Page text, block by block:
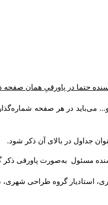
حتما در پاورقیِ همان صفحه
می‌باید در هر صفحه
جداول در بالای آن ذکر شود.
مسئول به‌صورت پاورقی ذکر
استادیار گروه طراحی شهری،